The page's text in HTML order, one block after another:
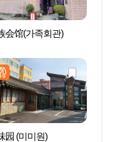
会馆(가족회관)
园 (미미원)